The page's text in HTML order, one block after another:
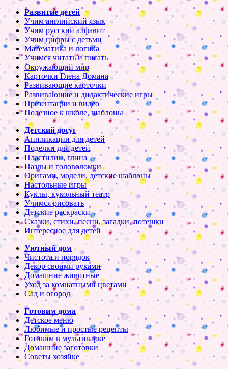
Развитие детей
Учим английский язык
Учим русский алфавит
Учим цифры с детьми
Математика и логика
Учимся читать и писать
Окружающий мир
Карточки Глена Домана
Развивающие карточки
Развивающие и дидактические игры
Презентации и видео
Полезное к школе, шаблоны
Детский досуг
Аппликации для детей
Поделки для детей
Пластилин, глина
Пазлы и головоломки
Оригами, модели, детские шаблоны
Настольные игры
Куклы, кукольный театр
Учимся рисовать
Детские раскраски
Сказки, стихи, песни, загадки, потешки
Интересное для детей
Уютный дом
Чистота и порядок
Декор своими руками
Домашние животные
Уход за комнатными цветами
Сад и огород
Готовим дома
Детское меню
Любимые и простые рецепты
Готовим в мультиварке
Домашние заготовки
Советы хозяйке